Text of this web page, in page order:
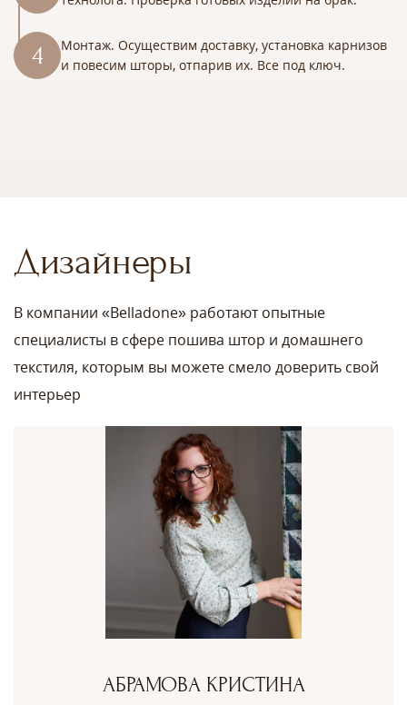
Монтаж. Осуществим доставку, установка карнизов
и повесим шторы, отпарив их. Все под ключ.
Дизайнеры
В компании «Belladone» работают опытные
специалисты в сфере пошива штор и домашнего
текстиля, которым вы можете смело доверить свой
интерьер
АБРАМОВА КРИСТИНА